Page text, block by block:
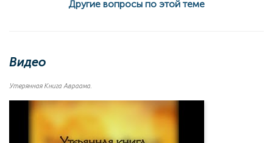
Другие вопросы по этой теме
Видео
Утерянная Книга Авраама.